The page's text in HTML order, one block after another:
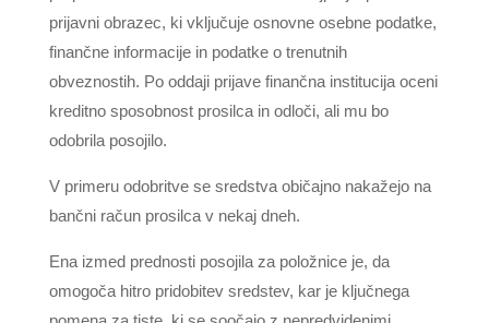
prijavni obrazec, ki vključuje osnovne osebne podatke,
finančne informacije in podatke o trenutnih
obveznostih. Po oddaji prijave finančna institucija oceni
kreditno sposobnost prosilca in odloči, ali mu bo
odobrila posojilo.
V primeru odobritve se sredstva običajno nakažejo na
bančni račun prosilca v nekaj dneh.
Ena izmed prednosti posojila za položnice je, da
omogoča hitro pridobitev sredstev, kar je ključnega